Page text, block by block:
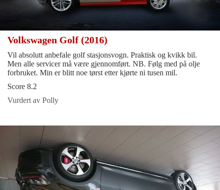
Volkswagen Golf (2016)
Vil absolutt anbefale golf stasjonsvogn. Praktisk og kvikk bil.
Men alle servicer må være gjennomført. NB. Følg med på olje
forbruket. Min er blitt noe tørst etter kjørte ni tusen mil.
Score 8.2
Vurdert av Polly